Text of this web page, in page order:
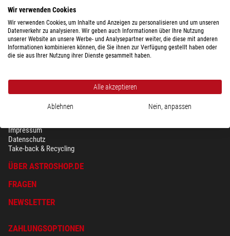
SICHERHEIT & DATENSCHUTZ
Impressum
Datenschutz
Take-back & Recycling
ÜBER ASTROSHOP.DE
FRAGEN
NEWSLETTER
ZAHLUNGSOPTIONEN
Wir verwenden Cookies
Wir verwenden Cookies, um Inhalte und Anzeigen zu personalisieren und um unseren
Datenverkehr zu analysieren. Wir geben auch Informationen über Ihre Nutzung
unserer Website an unsere Werbe- und Analysepartner weiter, die diese mit anderen
Informationen kombinieren können, die Sie ihnen zur Verfügung gestellt haben oder
die sie aus Ihrer Nutzung ihrer Dienste gesammelt haben.
Alle akzeptieren
Ablehnen Nein, anpassen